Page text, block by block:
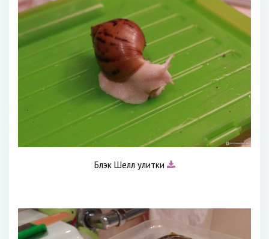
Блэк Шелл улитки